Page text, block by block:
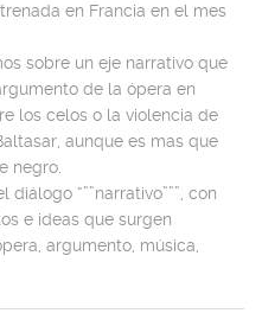
en Francia en el mes
sobre un eje narrativo que
de la ópera en
los celos o la violencia de
aunque es mas que
negro.
“””narrativo”””, con
e ideas que surgen
argumento, música,